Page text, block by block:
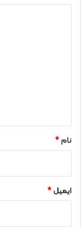
نام*
ایمیل*